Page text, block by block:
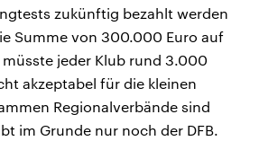
zukünftig bezahlt werden
Summe von 300.000 Euro auf
jeder Klub rund 3.000
akzeptabel für die kleinen
Regionalverbände sind
im Grunde nur noch der DFB.